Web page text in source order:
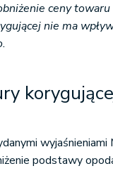
ceny towaru
nie ma
podstawy